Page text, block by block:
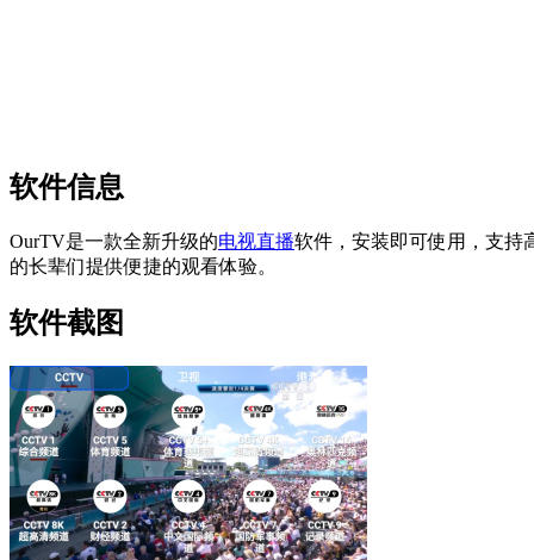
软件信息
OurTV是一款全新升级的电视直播软件，安装即可使用，支持
的长辈们提供便捷的观看体验。
软件截图